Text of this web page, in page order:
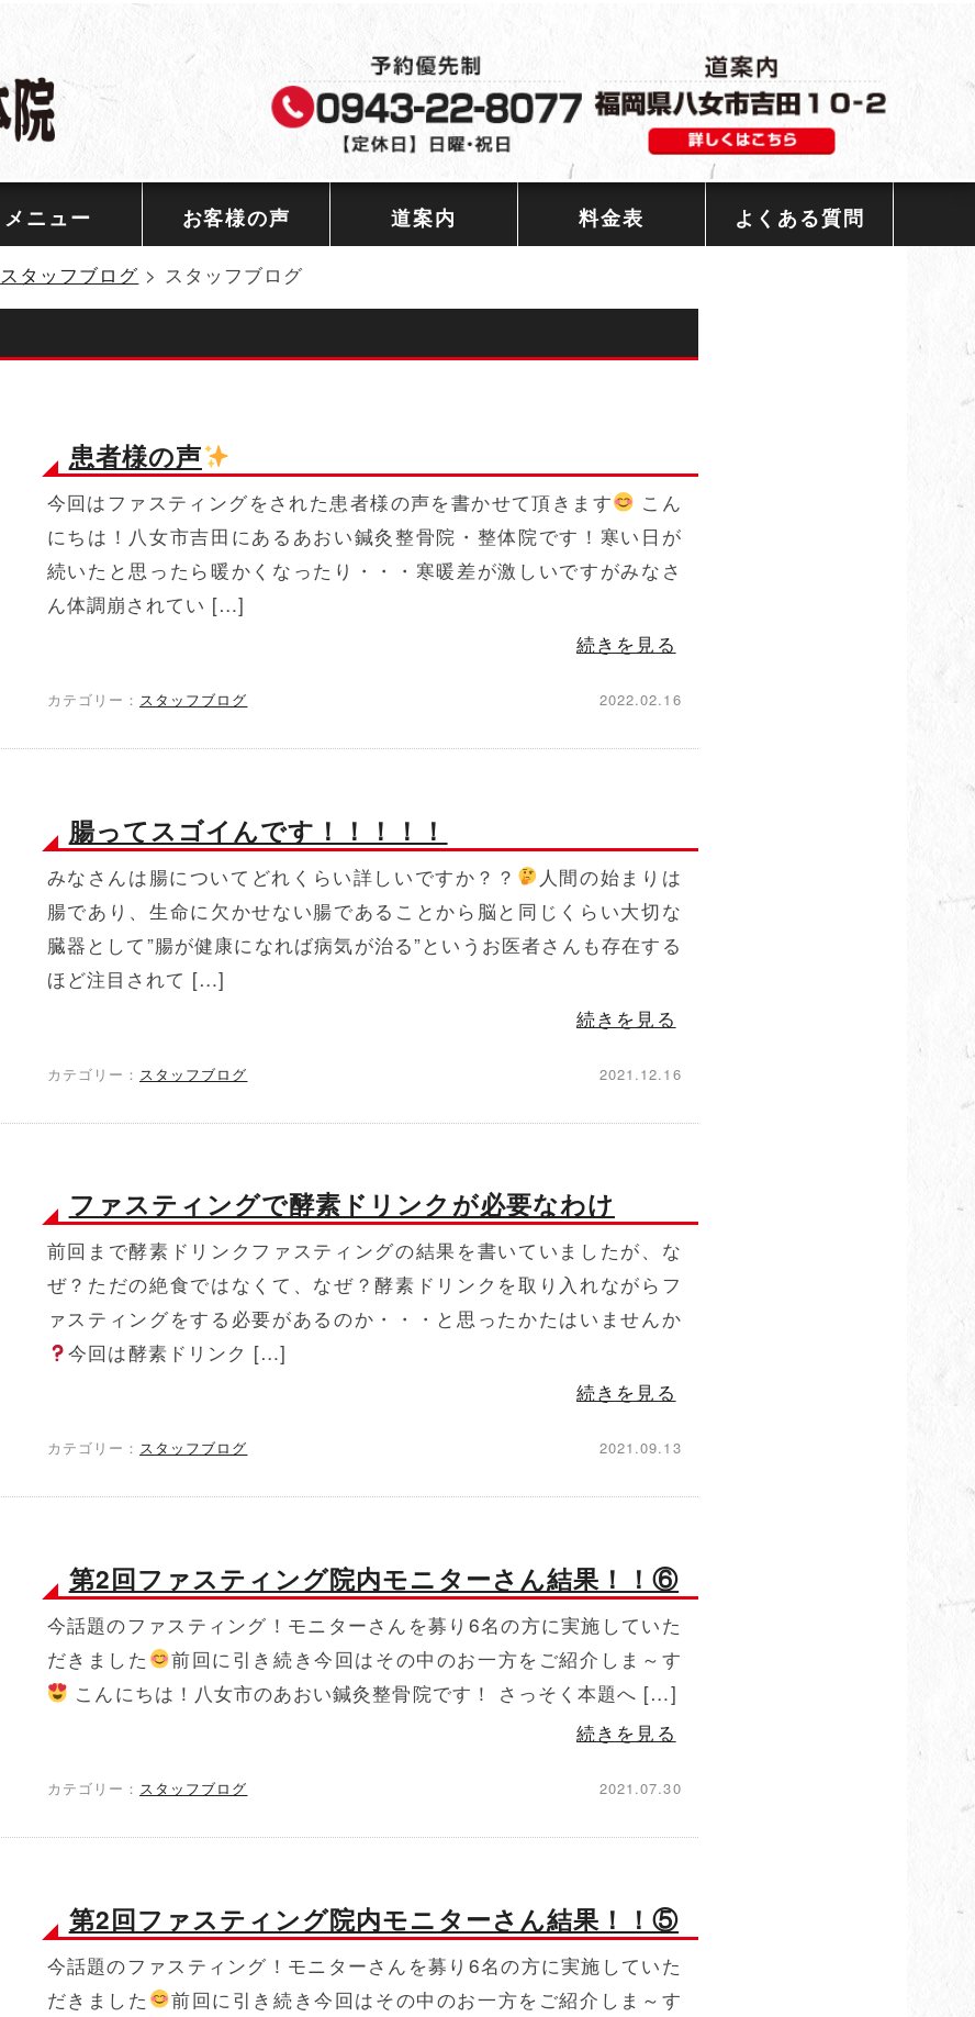
メニュー お客様の声 道案内 料金表 よくある質問
スタッフブログ > スタッフブログ
患者様の声
今回はファスティングをされた患者様の声を書かせて頂きます
こん
にちは！八女市吉田にあるあおい鍼灸整骨院・整体院です！寒い日が
続いたと思ったら暖かくなったり・・・寒暖差が激しいですがみなさ
ん体調崩されてい […]
続きを見る
2022.02.16
カテゴリー： スタッフブログ
腸ってスゴイんです！！！！！
みなさんは腸についてどれくらい詳しいですか？？
人間の始まりは
腸であり、生命に欠かせない腸であることから脳と同じくらい大切な
臓器として”腸が健康になれば病気が治る”というお医者さんも存在する
ほど注目されて […]
続きを見る
2021.12.16
カテゴリー： スタッフブログ
ファスティングで酵素ドリンクが必要なわけ
前回まで酵素ドリンクファスティングの結果を書いていましたが、な
ぜ？ただの絶食ではなくて、なぜ？酵素ドリンクを取り入れながらフ
ァスティングをする必要があるのか・・・と思ったかたはいませんか
今回は酵素ドリンク […]
続きを見る
2021.09.13
カテゴリー： スタッフブログ
第2回ファスティング院内モニターさん結果！！⑥
今話題のファスティング！モニターさんを募り6名の方に実施していた
だきました
前回に引き続き今回はその中のお一方をご紹介しま～す
こんにちは！八女市のあおい鍼灸整骨院です！ さっそく本題へ […]
続きを見る
2021.07.30
カテゴリー： スタッフブログ
第2回ファスティング院内モニターさん結果！！⑤
今話題のファスティング！モニターさんを募り6名の方に実施していた
だきました
前回に引き続き今回はその中のお一方をご紹介しま～す